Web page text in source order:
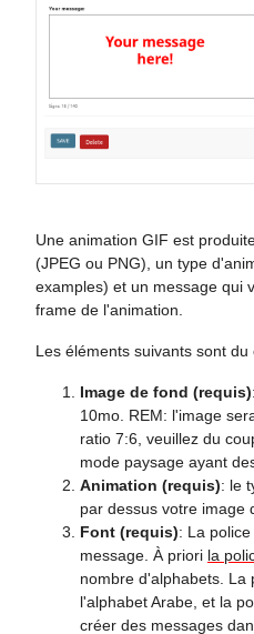
Une animation GIF est
(JPEG ou PNG), un type
examples) et un message qui
frame de l'animation.
Les éléments suivants sont du
Image de fond (requis)
10mo. REM: l'image
ratio 7:6, veuillez du
mode paysage ayant
Animation (requis): le
par dessus votre image
Font (requis): La
message. À priori la
nombre d'alphabets. La
l'alphabet Arabe, et la
créer des messages